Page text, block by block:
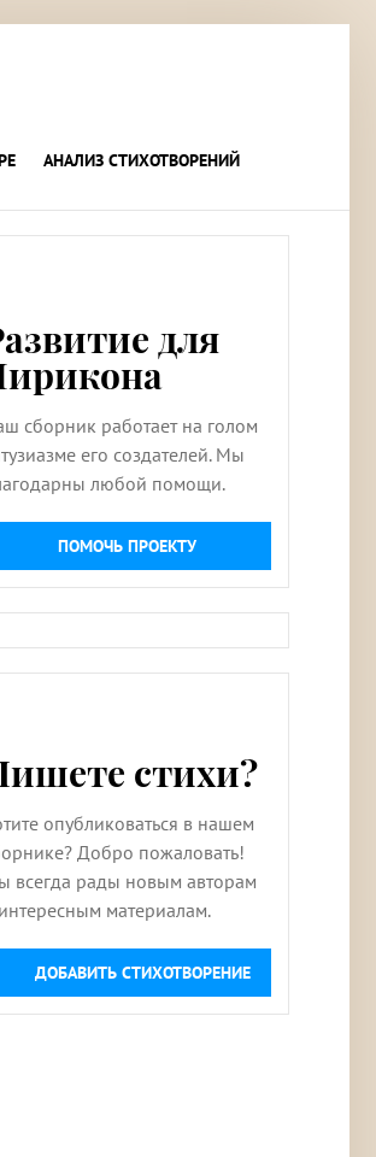
АНАЛИЗ СТИХОТВОРЕНИЙ
для
сборник работает на голом
его создателей. Мы
любой помощи.
ПОМОЧЬ ПРОЕКТУ
стихи?
опубликоваться в нашем
Добро пожаловать!
всегда рады новым авторам
материалам.
ДОБАВИТЬ СТИХОТВОРЕНИЕ